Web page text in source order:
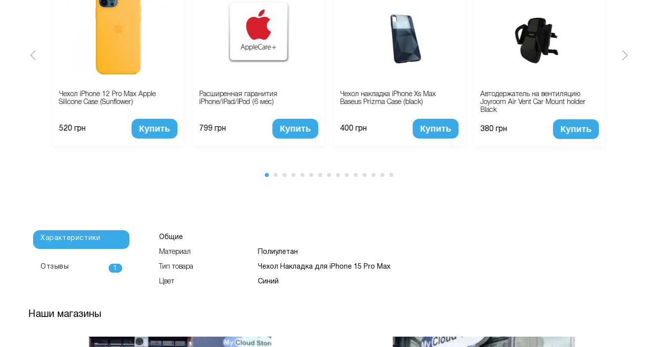
Чехол iPhone 12 Pro Max Apple
Silicone Case (Sunflower)
520 грн Купить
Расширенная гаранития
iPhone/iPad/iPod (6 мес)
799 грн Купить
Чехол накладка iPhone Xs Max
Baseus Prizma Case (black)
400 грн Купить
Автодержатель на вентиляцию
Joyroom Air Vent Car Mount holder
Black
380 грн Купить
Характеристики
Отзывы 1
Общие
Материал Полиулетан
Тип товара Чехол Накладка для iPhone 15 Pro Max
Цвет Синий
Наши магазины